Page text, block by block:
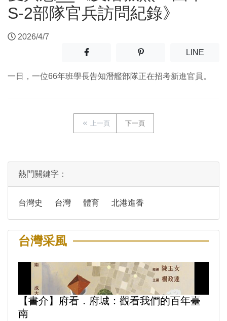
S-2部隊官兵訪問紀錄》
2026/4/7
分享至facebook(另開新視窗)
分享至噗浪(另開新視窗)
LINE(另開
一日，一位66年班學長告知潛艦部隊正在招考新進官員。
上一頁 下一頁
熱門關鍵字：
台灣史 台灣 體育 北港進香
台灣采風
【書介】府看．府城：觀看我們的百年臺
南